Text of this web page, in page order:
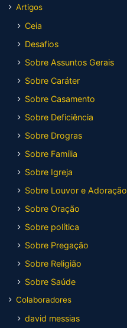
Artigos
Ceia
Desafios
Sobre Assuntos Gerais
Sobre Caráter
Sobre Casamento
Sobre Deficiência
Sobre Drogras
Sobre Família
Sobre Igreja
Sobre Louvor e Adoração
Sobre Oração
Sobre política
Sobre Pregação
Sobre Religião
Sobre Saúde
Colaboradores
david messias